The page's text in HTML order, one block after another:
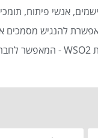
אנשי פיתוח,